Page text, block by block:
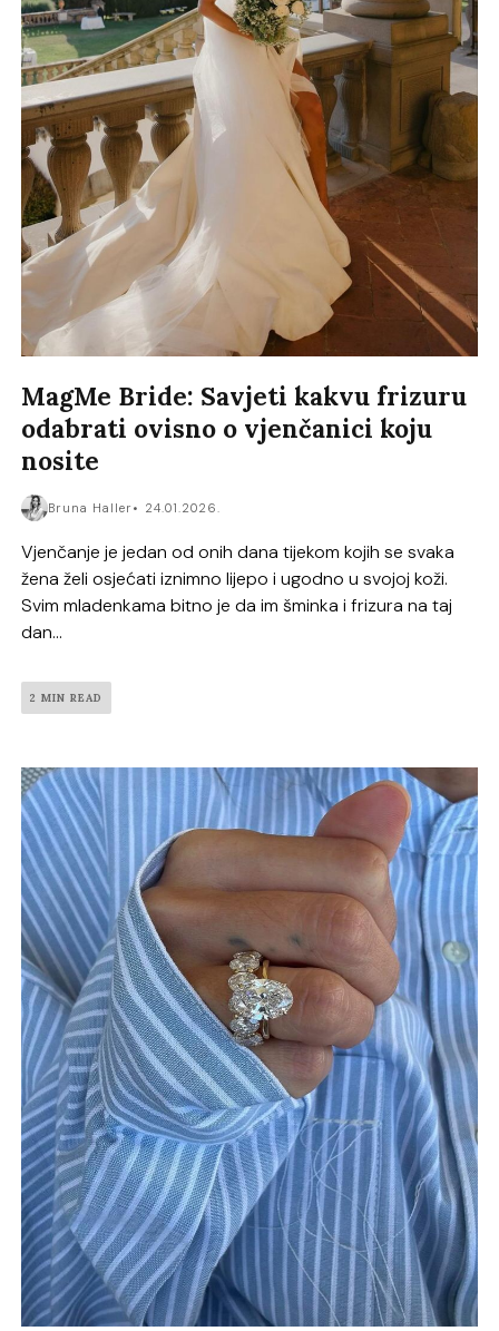
MagMe Bride: Savjeti kakvu frizuru
odabrati ovisno o vjenčanici koju
nosite
Bruna Haller 24.01.2026.
Vjenčanje je jedan od onih dana tijekom kojih se svaka
žena želi osjećati iznimno lijepo i ugodno u svojoj koži.
Svim mladenkama bitno je da im šminka i frizura na taj
dan...
2 MIN READ